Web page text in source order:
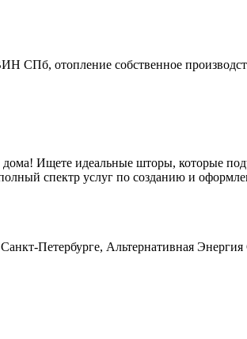
отопление собственное
Ищете идеальные шторы, которые
спектр услуг по созданию и
Петербурге, Альтернативная Энергия